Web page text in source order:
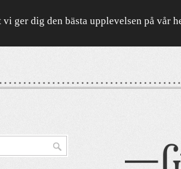
ger dig den bästa upplevelsen på vår